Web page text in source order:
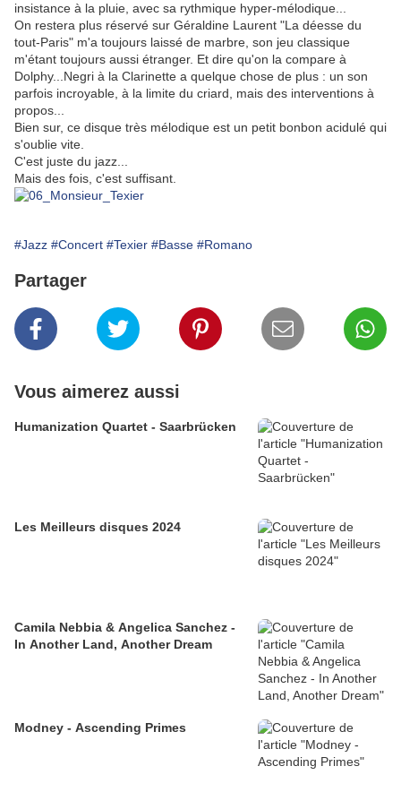
insistance à la pluie, avec sa rythmique hyper-mélodique...
On restera plus réservé sur Géraldine Laurent "La déesse du
tout-Paris" m'a toujours laissé de marbre, son jeu classique
m'étant toujours aussi étranger. Et dire qu'on la compare à
Dolphy...Negri à la Clarinette a quelque chose de plus : un son
parfois incroyable, à la limite du criard, mais des interventions à
propos...
Bien sur, ce disque très mélodique est un petit bonbon acidulé qui
s'oublie vite.
C'est juste du jazz...
Mais des fois, c'est suffisant.
#Jazz #Concert #Texier #Basse #Romano
Partager
Vous aimerez aussi
Humanization Quartet - Saarbrücken
Les Meilleurs disques 2024
Camila Nebbia & Angelica Sanchez -
In Another Land, Another Dream
Modney - Ascending Primes